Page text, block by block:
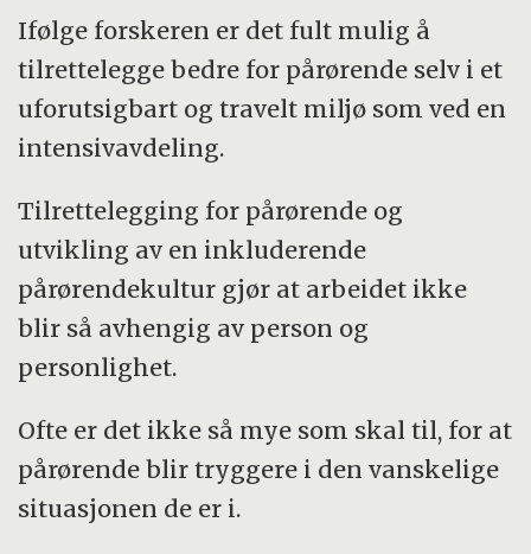
Ifølge forskeren er det fult mulig å
tilrettelegge bedre for pårørende selv i et
uforutsigbart og travelt miljø som ved en
intensivavdeling.
Tilrettelegging for pårørende og
utvikling av en inkluderende
pårørendekultur gjør at arbeidet ikke
blir så avhengig av person og
personlighet.
Ofte er det ikke så mye som skal til, for at
pårørende blir tryggere i den vanskelige
situasjonen de er i.